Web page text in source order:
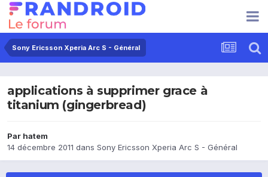
Sony Ericsson Xperia Arc S - Général
applications à supprimer grace à
titanium (gingerbread)
Par hatem
14 décembre 2011 dans Sony Ericsson Xperia Arc S - Général